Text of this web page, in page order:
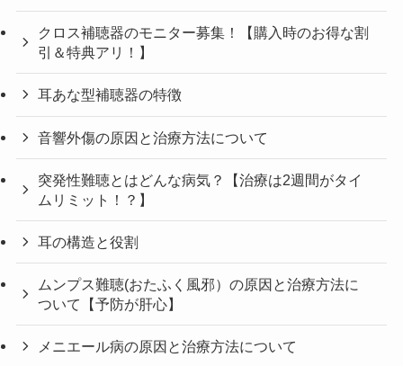
クロス補聴器のモニター募集！【購入時のお得な割
引＆特典アリ！】
耳あな型補聴器の特徴
音響外傷の原因と治療方法について
突発性難聴とはどんな病気？【治療は2週間がタイ
ムリミット！？】
耳の構造と役割
ムンプス難聴(おたふく風邪）の原因と治療方法に
ついて【予防が肝心】
メニエール病の原因と治療方法について